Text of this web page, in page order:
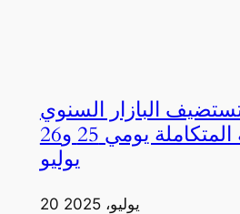
البازار السنوي
لجمعية الرعاية المتكاملة يومي 25 و26
يوليو
20 يوليو، 2025